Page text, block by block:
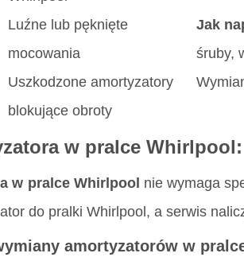
Luźne lub pęknięte
mocowania
Jak
śruby,
Uszkodzone amortyzatory
blokujące obroty
w pralce
w pralce Whirlpool nie wymaga
do pralki Whirlpool, a serwis
amortyzatorów w